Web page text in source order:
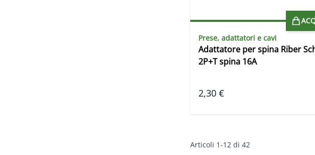
Prese, adattatori e cavi
Adattatore per spina Riber
2P+T spina 16A
2,30 €
Articoli 1-12 di 42